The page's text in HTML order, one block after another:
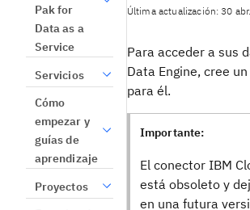
Pak for
Data as a
Service
Servicios
Cómo
empezar y
guías de
aprendizaje
Proyectos
Última actualización: 30
Para acceder a sus
Data Engine, cree
para él.
Importante:
El conector IBM
está obsoleto y
en una futura